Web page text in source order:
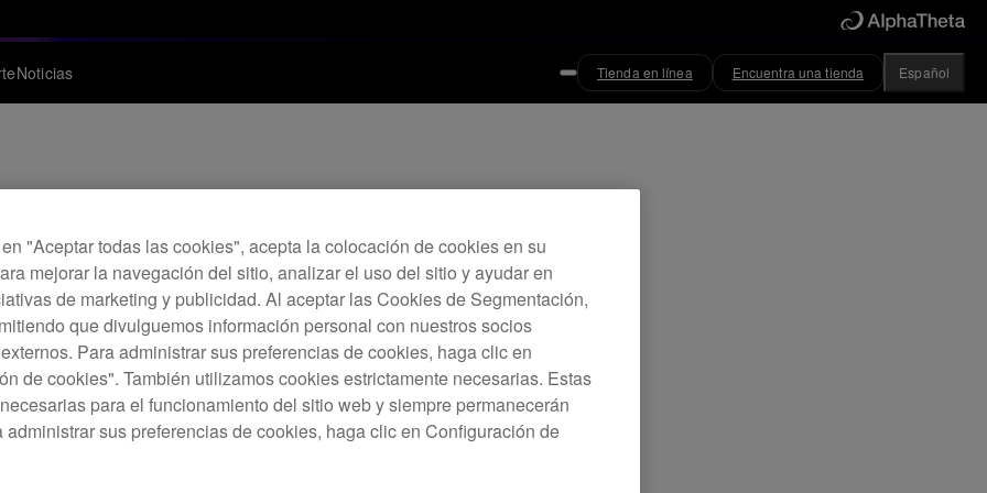
Noticias Tienda en línea Encuentra una tienda Español
Ver. 4.0.4
de onda en modo HID.
"Aceptar todas las cookies", acepta la colocación de cookies en su
mejorar la navegación del sitio, analizar el uso del sitio y ayudar en
de marketing y publicidad. Al aceptar las Cookies de Segmentación,
que divulguemos información personal con nuestros socios
Para administrar sus preferencias de cookies, haga clic en
de cookies". También utilizamos cookies estrictamente necesarias. Estas
para el funcionamiento del sitio web y siempre permanecerán
administrar sus preferencias de cookies, haga clic en Configuración de